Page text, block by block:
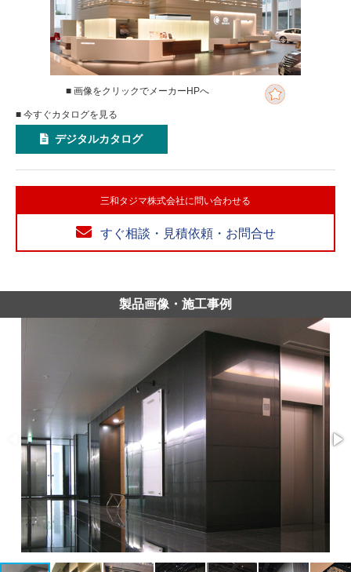
■ 画像をクリックでメーカーHPへ
■ 今すぐカタログを見る
デジタルカタログ
三和タジマ株式会社に問い合わせる
すぐ相談・見積依頼・お問合せ
製品画像・施工事例